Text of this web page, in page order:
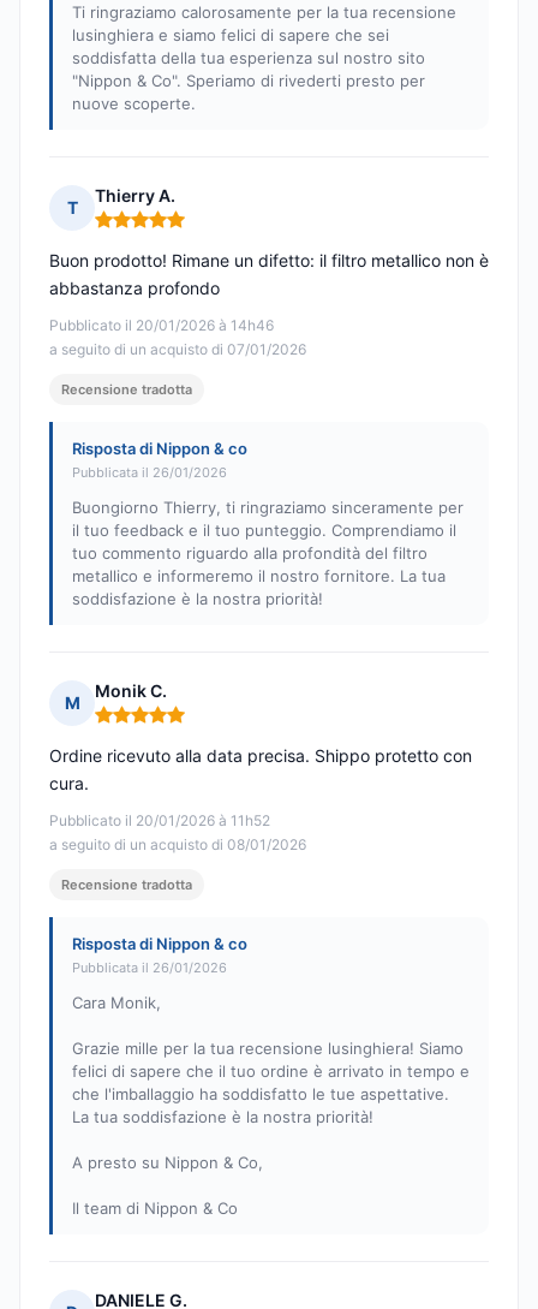
Ti ringraziamo calorosamente per la tua recensione
lusinghiera e siamo felici di sapere che sei
soddisfatta della tua esperienza sul nostro sito
"Nippon & Co". Speriamo di rivederti presto per
nuove scoperte.
T
Thierry A.
Nota: 5 su 5
Pubblicato il 20/01/2026 à 14h46
a seguito di un acquisto di 07/01/2026
Buon prodotto! Rimane un difetto: il filtro metallico non è
abbastanza profondo
Recensione tradotta
Risposta di Nippon & co
Pubblicata il 26/01/2026
Buongiorno Thierry, ti ringraziamo sinceramente per
il tuo feedback e il tuo punteggio. Comprendiamo il
tuo commento riguardo alla profondità del filtro
metallico e informeremo il nostro fornitore. La tua
soddisfazione è la nostra priorità!
M
Monik C.
Nota: 5 su 5
Pubblicato il 20/01/2026 à 11h52
a seguito di un acquisto di 08/01/2026
Ordine ricevuto alla data precisa. Shippo protetto con
cura.
Recensione tradotta
Risposta di Nippon & co
Pubblicata il 26/01/2026
Cara Monik,
Grazie mille per la tua recensione lusinghiera! Siamo
felici di sapere che il tuo ordine è arrivato in tempo e
che l'imballaggio ha soddisfatto le tue aspettative.
La tua soddisfazione è la nostra priorità!
A presto su Nippon & Co,
Il team di Nippon & Co
DANIELE G.